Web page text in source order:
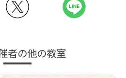
者の他の教室